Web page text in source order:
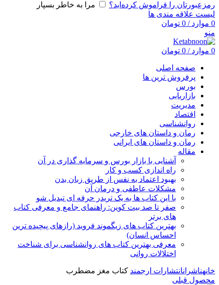
رمزعبورتان را فراموش کرده‌اید؟
مرا به خاطر بسپار
لیست علاقه مندی ها
0 موارد /
0 تومان
منو
0 موارد /
0 تومان
صفحه اصلی
پرفروش ترین ها
بورس
بازاریابی
مدیریت
اقتصاد
روانشناسی
رمان و داستان های خارجی
رمان و داستان های ایرانی
مقاله
آشنایی با بازار بورس و سرمایه گذاری در آن
راه اندازی کسب و کار
بهبود اعتماد به نفس از طریق زبان بدن
مشکلات عاطفی و درمان آن
با این کتاب ها به یک تریدر حرفه ای تبدیل شو
صفر تا صد بیت کوین: راهنمای جامع و معرفی کتاب
های برتر
بهترین کتاب های زیگموند فروید (رازهای پیچیده ترین
احساس انسان)
معرفی بهترین کتاب های روانشناسی برای شناخت
اختلالات روانی
خانهناشرانانتشارات ارجمند کتاب مغز مضطرب
محصول قبلی